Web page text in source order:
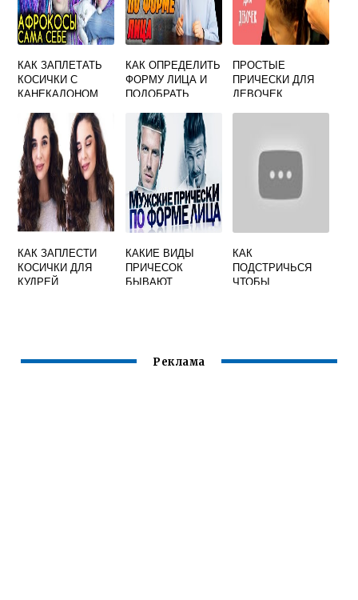
КАК ЗАПЛЕТАТЬ
КОСИЧКИ С
КАНЕКАЛОНОМ
КАК ОПРЕДЕЛИТЬ
ФОРМУ ЛИЦА И
ПОДОБРАТЬ
ПРОСТЫЕ
ПРИЧЕСКИ ДЛЯ
ДЕВОЧЕК
КАК ЗАПЛЕСТИ
КОСИЧКИ ДЛЯ
КУДРЕЙ
КАКИЕ ВИДЫ
ПРИЧЕСОК
БЫВАЮТ
КАК
ПОДСТРИЧЬСЯ
ЧТОБЫ
Реклама